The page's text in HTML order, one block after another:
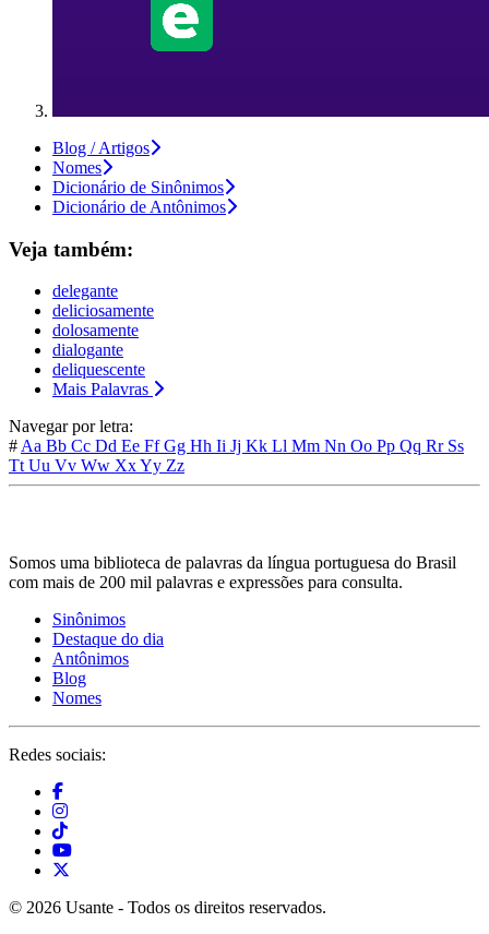
Blog / Artigos
Nomes
Dicionário de Sinônimos
Dicionário de Antônimos
Veja também:
delegante
deliciosamente
dolosamente
dialogante
deliquescente
Mais Palavras
Navegar por letra:
# Aa Bb Cc Dd Ee FfGg Hh Ii Jj Kk Ll Mm Nn Oo Pp Qq Rr Ss
Tt Uu Vv Ww XxYy Zz
Somos uma biblioteca de palavras da língua portuguesa do Brasil
com mais de 200 mil palavras e expressões para consulta.
Sinônimos
Destaque do dia
Antônimos
Blog
Nomes
Redes sociais:
© 2026 Usante - Todos os direitos reservados.